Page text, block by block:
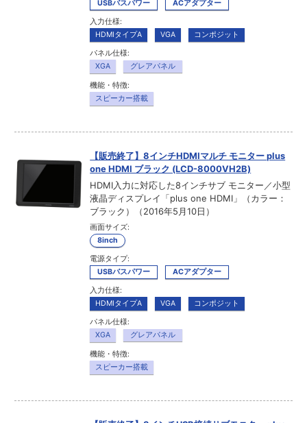
USBバスパワー
ACアダプター
入力仕様:
HDMIタイプA
VGA コンポジット
パネル仕様:
XGA
グレアパネル
機能・特徴:
スピーカー搭載
【販売終了】8インチHDMIマルチ モニター plus
one HDMI ブラック (LCD-8000VH2B)
HDMI入力に対応した8インチサブ モニター／小型
液晶ディスプレイ「plus one HDMI」（カラー：
ブラック）（2016年5月10日）
画面サイズ:
8inch
電源タイプ:
USBバスパワー
ACアダプター
入力仕様:
HDMIタイプA
VGA コンポジット
パネル仕様:
XGA
グレアパネル
機能・特徴:
スピーカー搭載